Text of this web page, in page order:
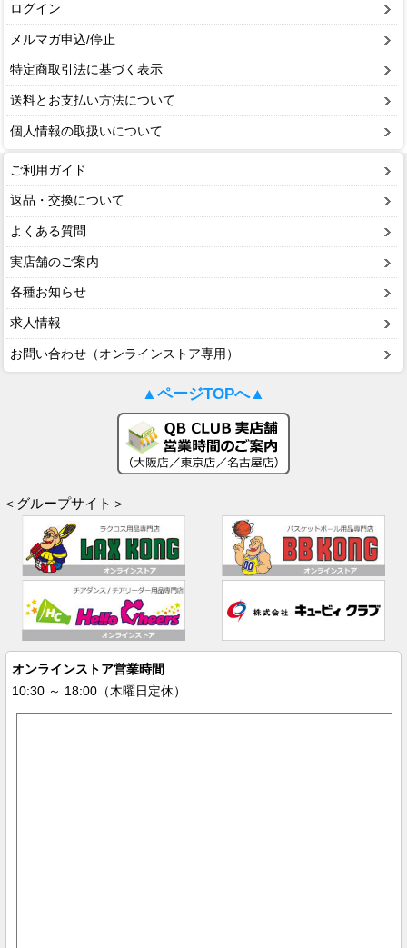
ログイン
メルマガ申込/停止
特定商取引法に基づく表示
送料とお支払い方法について
個人情報の取扱いについて
ご利用ガイド
返品・交換について
よくある質問
実店舗のご案内
各種お知らせ
求人情報
お問い合わせ（オンラインストア専用）
▲ページTOPへ▲
＜グループサイト＞
オンラインストア営業時間
10:30 ～ 18:00（木曜日定休）